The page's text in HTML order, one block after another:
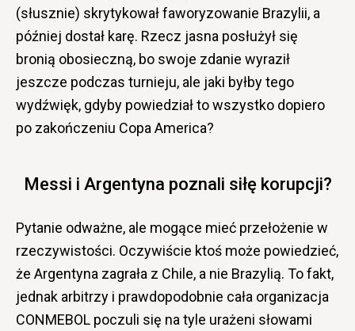
(słusznie) skrytykował faworyzowanie Brazylii, a
później dostał karę. Rzecz jasna posłużył się
bronią obosieczną, bo swoje zdanie wyraził
jeszcze podczas turnieju, ale jaki byłby tego
wydźwięk, gdyby powiedział to wszystko dopiero
po zakończeniu Copa America?
Messi i Argentyna poznali siłę korupcji?
Pytanie odważne, ale mogące mieć przełożenie w
rzeczywistości. Oczywiście ktoś może powiedzieć,
że Argentyna zagrała z Chile, a nie Brazylią. To fakt,
jednak arbitrzy i prawdopodobnie cała organizacja
CONMEBOL poczuli się na tyle urażeni słowami